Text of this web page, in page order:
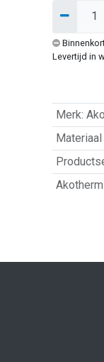
Levertijd in
Merk: